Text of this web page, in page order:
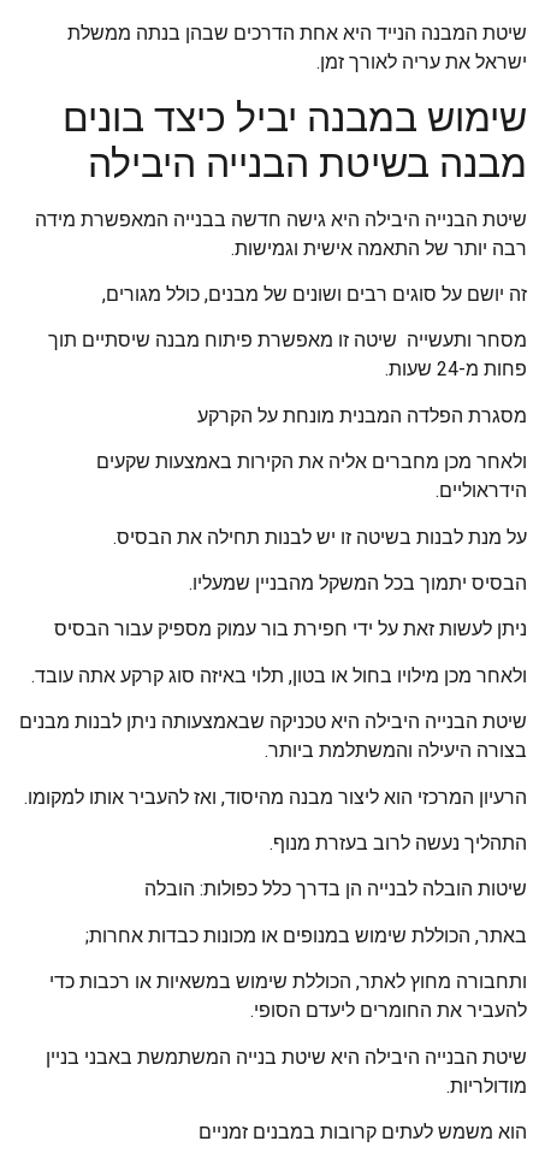
שיטת המבנה הנייד היא אחת הדרכים שבהן בנתה ממשלת
ישראל את עריה לאורך זמן.
שימוש במבנה יביל כיצד בונים
מבנה בשיטת הבנייה היבילה
שיטת הבנייה היבילה היא גישה חדשה בבנייה המאפשרת מידה
רבה יותר של התאמה אישית וגמישות.
זה יושם על סוגים רבים ושונים של מבנים, כולל מגורים,
מסחר ותעשייה שיטה זו מאפשרת פיתוח מבנה שיסתיים תוך
פחות מ-24 שעות.
מסגרת הפלדה המבנית מונחת על הקרקע
ולאחר מכן מחברים אליה את הקירות באמצעות שקעים
הידראוליים.
על מנת לבנות בשיטה זו יש לבנות תחילה את הבסיס.
הבסיס יתמוך בכל המשקל מהבניין שמעליו.
ניתן לעשות זאת על ידי חפירת בור עמוק מספיק עבור הבסיס
ולאחר מכן מילויו בחול או בטון, תלוי באיזה סוג קרקע אתה עובד.
שיטת הבנייה היבילה היא טכניקה שבאמצעותה ניתן לבנות מבנים
בצורה היעילה והמשתלמת ביותר.
הרעיון המרכזי הוא ליצור מבנה מהיסוד, ואז להעביר אותו למקומו.
התהליך נעשה לרוב בעזרת מנוף.
שיטות הובלה לבנייה הן בדרך כלל כפולות: הובלה
באתר, הכוללת שימוש במנופים או מכונות כבדות אחרות;
ותחבורה מחוץ לאתר, הכוללת שימוש במשאיות או רכבות כדי
להעביר את החומרים ליעדם הסופי.
שיטת הבנייה היבילה היא שיטת בנייה המשתמשת באבני בניין
מודולריות.
הוא משמש לעתים קרובות במבנים זמניים